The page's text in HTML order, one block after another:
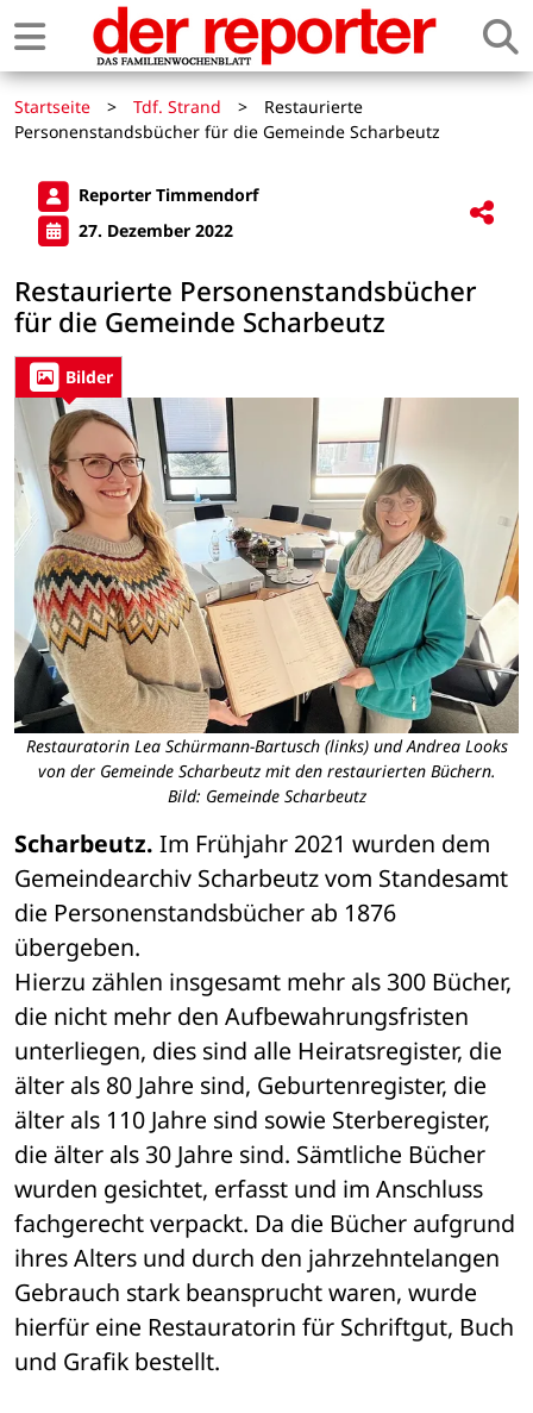
Startseite > Tdf. Strand >
Restaurierte
Personenstandsbücher für die Gemeinde Scharbeutz
Reporter Timmendorf
27. Dezember 2022
Restaurierte Personenstandsbücher
für die Gemeinde Scharbeutz
Bilder
Restauratorin Lea Schürmann-Bartusch (links) und Andrea Looks
von der Gemeinde Scharbeutz mit den restaurierten Büchern.
Bild: Gemeinde Scharbeutz
Scharbeutz. Im Frühjahr 2021 wurden dem
Gemeindearchiv Scharbeutz vom Standesamt
die Personenstandsbücher ab 1876
übergeben.
Hierzu zählen insgesamt mehr als 300 Bücher,
die nicht mehr den Aufbewahrungsfristen
unterliegen, dies sind alle Heiratsregister, die
älter als 80 Jahre sind, Geburtenregister, die
älter als 110 Jahre sind sowie Sterberegister,
die älter als 30 Jahre sind. Sämtliche Bücher
wurden gesichtet, erfasst und im Anschluss
fachgerecht verpackt. Da die Bücher aufgrund
ihres Alters und durch den jahrzehntelangen
Gebrauch stark beansprucht waren, wurde
hierfür eine Restauratorin für Schriftgut, Buch
und Grafik bestellt.